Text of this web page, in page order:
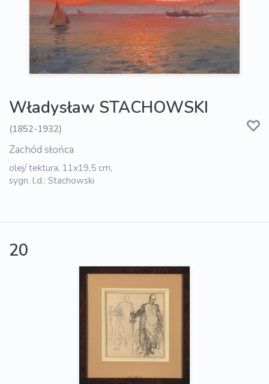
Władysław STACHOWSKI
(1852-1932)
Zachód słońca
olej/ tektura, 11x19,5 cm,
sygn. l.d.: Stachowski
20